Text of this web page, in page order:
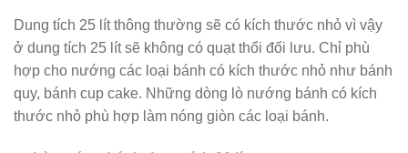
Dung tích 25 lít thông thường sẽ có kích thước nhỏ vì vậy
ở dung tích 25 lít sẽ không có quạt thổi đối lưu. Chỉ phù
hợp cho nướng các loại bánh có kích thước nhỏ như bánh
quy, bánh cup cake. Những dòng lò nướng bánh có kích
thước nhỏ phù hợp làm nóng giòn các loại bánh.